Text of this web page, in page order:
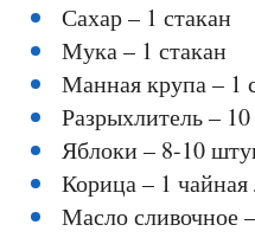
Сахар – 1 стакан
Мука – 1 стакан
Манная крупа – 1
Разрыхлитель –
Яблоки – 8-10
Корица – 1
Масло сливочное